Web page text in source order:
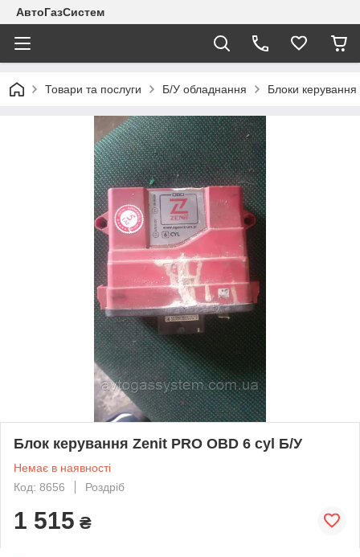
АвтоГазСистем
Товари та послуги Б/У обладнання Блоки
Блок керування Zenit PRO OBD 6 cyl Б/У
Немає в наявності
Код: 8656
Роздріб
1 515 ₴